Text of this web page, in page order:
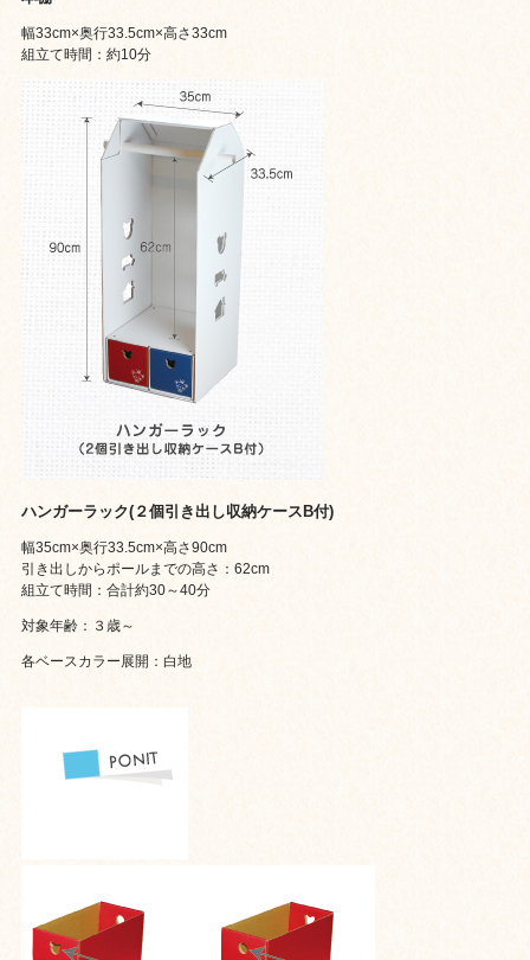
幅33cm×奥行33.5cm×高さ33cm
組立て時間：約10分
ハンガーラック(２個引き出し収納ケースB付)
幅35cm×奥行33.5cm×高さ90cm
引き出しからポールまでの高さ：62cm
組立て時間：合計約30～40分
対象年齢：３歳～
各ベースカラー展開：白地